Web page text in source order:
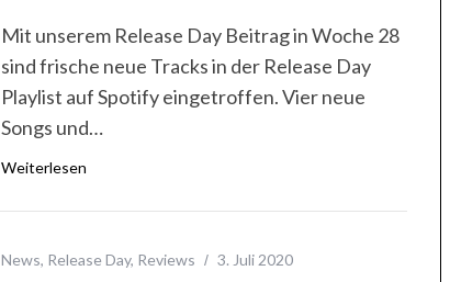
Mit unserem Release Day Beitrag in Woche 28
sind frische neue Tracks in der Release Day
Playlist auf Spotify eingetroffen. Vier neue
Songs und…
Weiterlesen
News, Release Day, Reviews 3. Juli 2020